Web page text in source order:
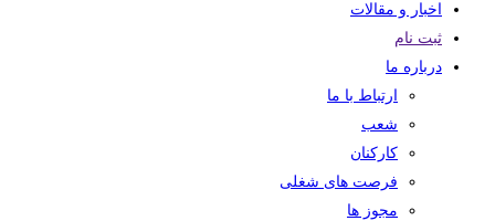
اخبار و مقالات
ثبت نام
درباره ما
ارتباط با ما
شعب
کارکنان
فرصت های شغلی
مجوز ها